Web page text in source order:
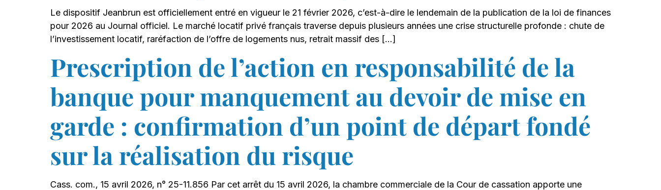
Le dispositif Jeanbrun est officiellement entré en vigueur le 21 février 2026, c’est-à-dire le lendemain de la publication de la loi de finances
pour 2026 au Journal officiel. Le marché locatif privé français traverse depuis plusieurs années une crise structurelle profonde : chute de
l’investissement locatif, raréfaction de l’offre de logements nus, retrait massif des […]
Prescription de l’action en responsabilité de la
banque pour manquement au devoir de mise en
garde : confirmation d’un point de départ fondé
sur la réalisation du risque
Cass. com., 15 avril 2026, n° 25-11.856 Par cet arrêt du 15 avril 2026, la chambre commerciale de la Cour de cassation apporte une